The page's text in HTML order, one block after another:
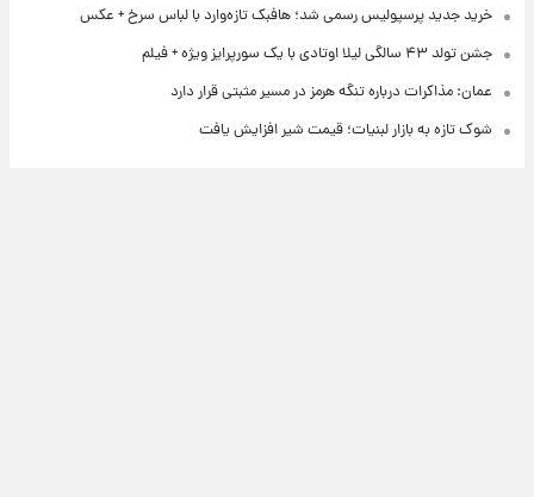
خرید جدید پرسپولیس رسمی شد؛ هافبک تازه‌وارد با لباس سرخ + عکس
جشن تولد ۴۳ سالگی لیلا اوتادی با یک سورپرایز ویژه + فیلم
عمان: مذاکرات درباره تنگه هرمز در مسیر مثبتی قرار دارد
شوک تازه به بازار لبنیات؛ قیمت شیر افزایش یافت